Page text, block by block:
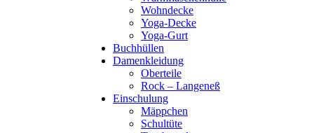
Wohndecke
Yoga-Decke
Yoga-Gurt
Buchhüllen
Damenkleidung
Oberteile
Rock – Langeneß
Einschulung
Mäppchen
Schultüte